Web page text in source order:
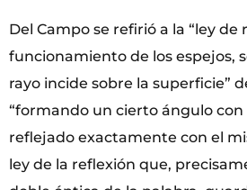
Del Campo se refirió a la “ley de
funcionamiento de los espejos,
rayo incide sobre la superficie”
“formando un cierto ángulo con
reflejado exactamente con el
ley de la reflexión que,